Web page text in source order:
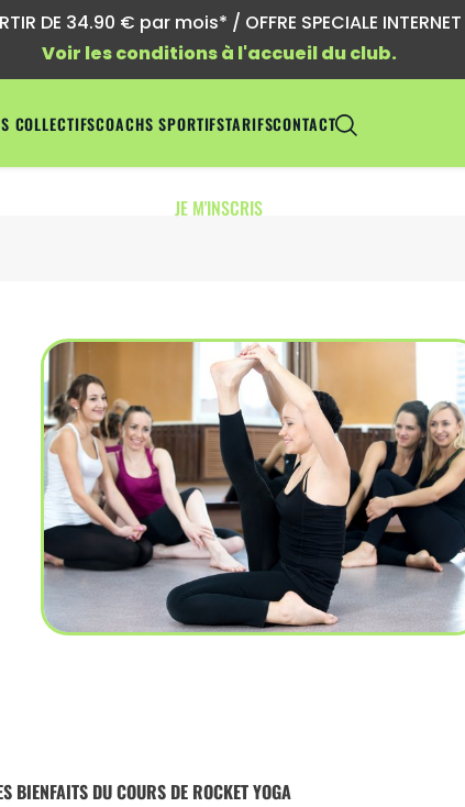
DE 34.90 € par mois* / OFFRE SPECIALE
Voir les conditions à l'accueil du club.
COLLECTIFSCOACHS SPORTIFSTARIFSCONTACT
JE M'INSCRIS
BIENFAITS DU COURS DE ROCKET YOGA